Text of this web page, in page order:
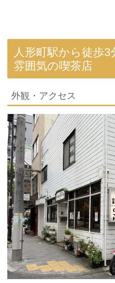
人形町駅から徒歩
雰囲気の喫茶店
外観・アクセス